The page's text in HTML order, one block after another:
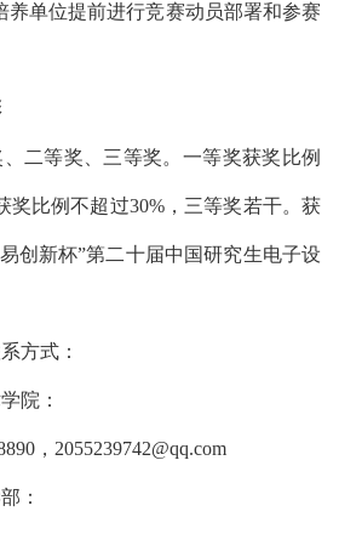
养单位提前进行竞赛动员部署和参赛
二等奖、三等奖。 一等奖获奖比例
奖比例不超过30%， 三等奖若干。获
创新杯”第二十届中国研究生电子设
方式：
院：
， 2055239742@qq.com
：